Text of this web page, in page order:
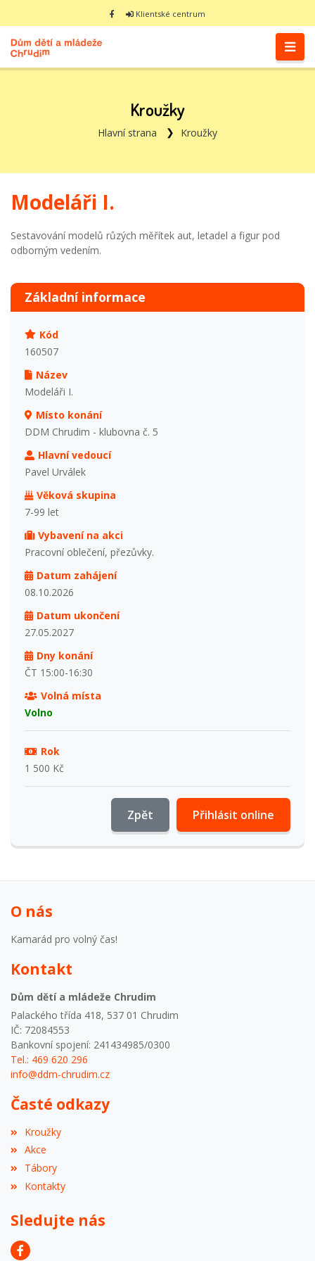
Klientské centrum
Kroužky
Hlavní strana Kroužky
Modeláři I.
Sestavování modelů růzých měřítek aut, letadel a figur pod
odborným vedením.
Základní informace
Kód
160507
Název
Modeláři I.
Místo konání
DDM Chrudim - klubovna č. 5
Hlavní vedoucí
Pavel Urválek
Věková skupina
7-99 let
Vybavení na akci
Pracovní oblečení, přezůvky.
Datum zahájení
08.10.2026
Datum ukončení
27.05.2027
Dny konání
ČT 15:00-16:30
Volná místa
Volno
Rok
1 500 Kč
Přihlásit online
Zpět
O nás
Kamarád pro volný čas!
Kontakt
Dům dětí a mládeže Chrudim
Palackého třída 418, 537 01 Chrudim
IČ: 72084553
Bankovní spojení: 241434985/0300
Tel.: 469 620 296
info@ddm-chrudim.cz
Časté odkazy
Kroužky
Akce
Tábory
Kontakty
Sledujte nás